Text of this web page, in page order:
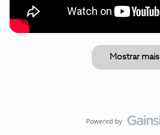
Mostrar mais